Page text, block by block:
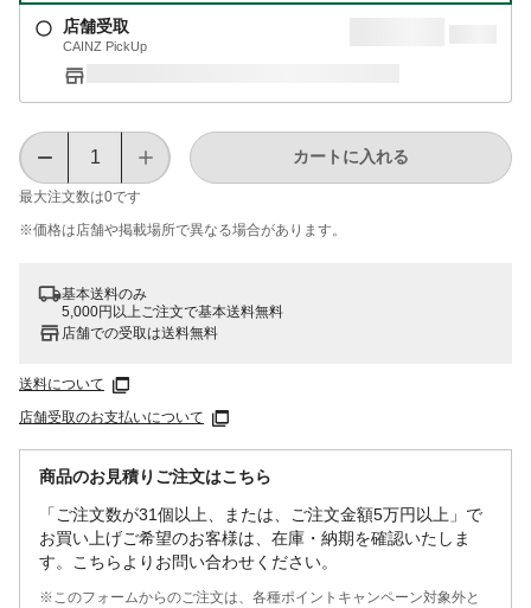
店舗受取
CAINZ PickUp
最大注文数は0です
カートに入れる
※価格は​店舗や​掲載場所で​異なる​場合が​あります。
基本送料のみ
5,000円以上ご注文で基本送料無料
店舗での受取は送料無料
送料について
店舗受取のお支払いについて
商品のお見積りご注文はこちら
「ご注文数が31個以上、または、ご注文金額5万円以上」で
お買い上げご希望のお客様は、在庫・納期を確認いたしま
す。こちらよりお問い合わせください。
※このフォームからのご注文は、各種ポイントキャンペーン対象外と